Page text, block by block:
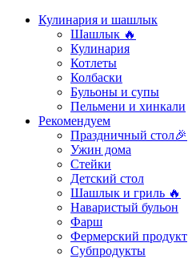
Кулинария и шашлык
Шашлык 🔥
Кулинария
Котлеты
Колбаски
Бульоны и супы
Пельмени и хинкали
Рекомендуем
Праздничный стол🎉
Ужин дома
Стейки
Детский стол
Шашлык и гриль 🔥
Наваристый бульон
Фарш
Фермерский продукт
Субпродукты